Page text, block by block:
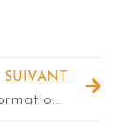
SUIVANT
INADES-Formation Togo recrute un Assistant Projet et deux Agents Techniques